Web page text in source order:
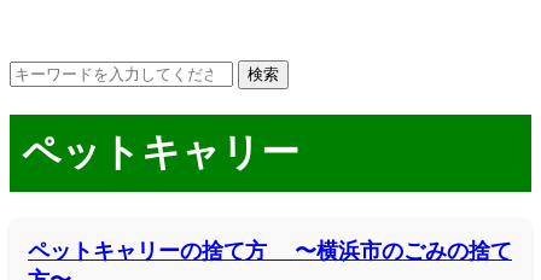
ペットキャリー
ペットキャリーの捨て方 〜横浜市のごみの捨て